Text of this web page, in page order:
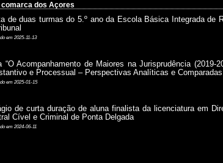
comarca dos Açores
de duas turmas do 5.º ano da Escola Básica Integrada de
em 2025-11-13
“O Acompanhamento de Maiores na Jurisprudência (2019-
e Processual – Perspectivas Analíticas e Comparadas
em 2025-01-15
de curta duração de aluna finalista da licenciatura em
Cível e Criminal de Ponta Delgada
em 2024-06-11